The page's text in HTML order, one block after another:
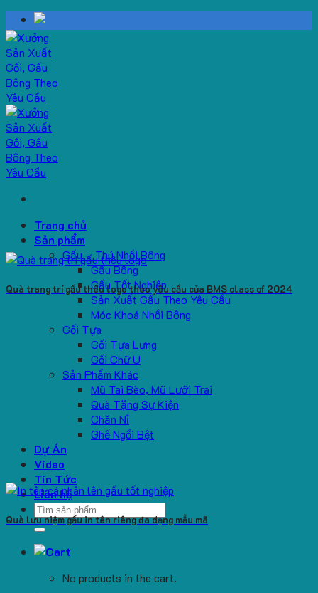
Skip
to
content
Trang chủ
Sản phẩm
Gấu – Thú Nhồi Bông
Gấu Bông
Gấu Tốt Nghiệp
Sản Xuất Gấu Theo Yêu Cầu
Móc Khoá Nhồi Bông
Gối Tựa
Gối Tựa Lưng
Gối Chữ U
Sản Phẩm Khác
Mũ Tai Bèo, Mũ Lưỡi Trai
Quà Tặng Sự Kiện
Chăn Nỉ
Ghế Ngồi Bệt
Dự Án
Video
Tin Tức
Liên hệ
Search
for:
No products in the cart.
Quà trang trí gấu thêu logo theo yêu cầu của BMS class of 2024
Quà lưu niệm gấu in tên riêng đa dạng mẫu mã